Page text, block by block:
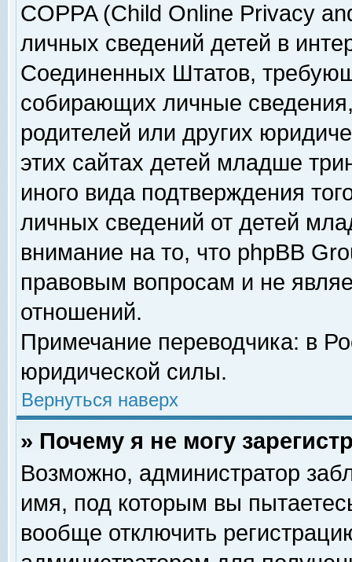
COPPA (Child Online Privacy
личных сведений детей в
Соединенных Штатов,
собирающих личные
родителей или других
этих сайтах детей младше
иного вида подтверждения
личных сведений от детей
внимание на то, что phpBB
правовым вопросам и не
отношений.
Примечание переводчика: в
юридической силы.
Вернуться наверх
» Почему я не могу
Возможно, администратор
имя, под которым вы
вообще отключить